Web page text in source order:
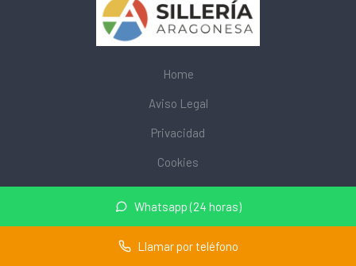
Whatsapp (24 horas)
Llamar por teléfono
Home
Aviso Legal
Privacidad
Cookies
© 2026 mobiliarioescolar.site · Web de mobiliario escolar cerca